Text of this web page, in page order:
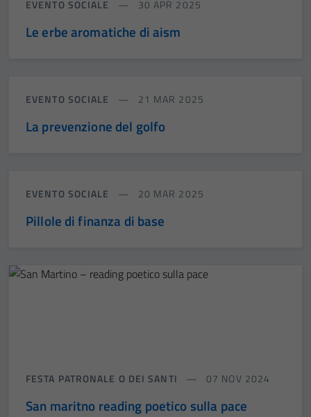
EVENTO SOCIALE 30 APR 2025
Le erbe aromatiche di aism
EVENTO SOCIALE 21 MAR 2025
La prevenzione del golfo
EVENTO SOCIALE 20 MAR 2025
Pillole di finanza di base
FESTA PATRONALE O DEI SANTI 07 NOV 2024
San maritno reading poetico sulla pace